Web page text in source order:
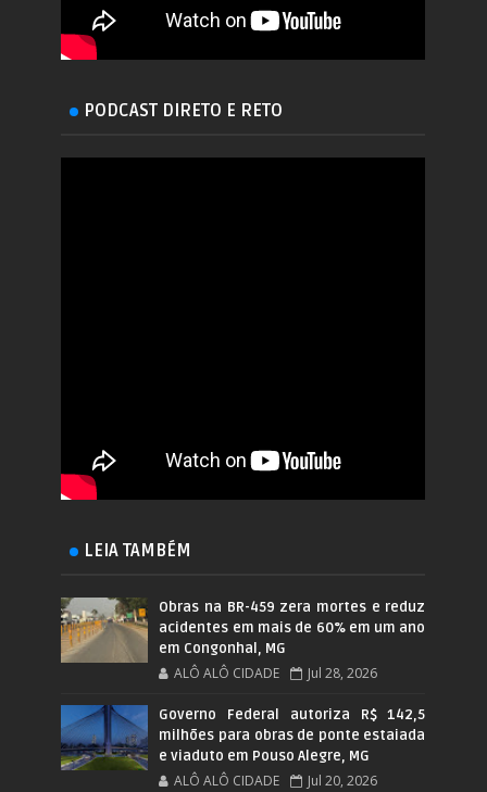
PODCAST DIRETO E RETO
LEIA TAMBÉM
Obras na BR-459 zera mortes e reduz
acidentes em mais de 60% em um ano
em Congonhal, MG
ALÔ ALÔ CIDADE Jul 28, 2026
Governo Federal autoriza R$ 142,5
milhões para obras de ponte estaiada
e viaduto em Pouso Alegre, MG
ALÔ ALÔ CIDADE Jul 20, 2026